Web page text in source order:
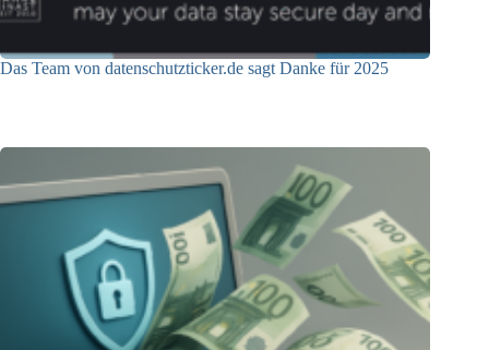
Das Team von datenschutzticker.de sagt Danke für 2025